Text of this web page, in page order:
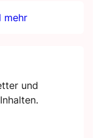
und